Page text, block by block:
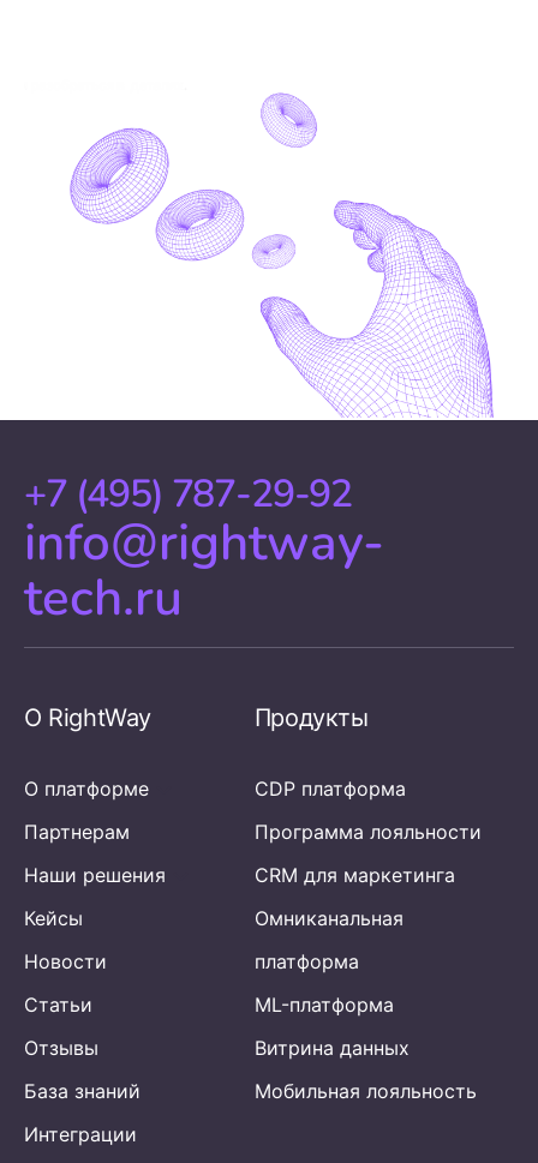
+7 (495) 787-29-92
info@rightway-
tech.ru
О RightWay
О платформе
Партнерам
Наши решения
Кейсы
Новости
Статьи
Отзывы
База знаний
Интеграции
Продукты
CDP платформа
Программа лояльности
CRM для маркетинга
Омниканальная
платформа
ML-платформа
Витрина данных
Мобильная лояльность